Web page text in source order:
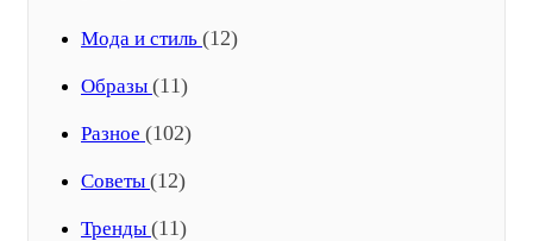
Мода и стиль (12)
Образы (11)
Разное (102)
Советы (12)
Тренды (11)